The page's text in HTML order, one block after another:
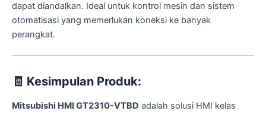
dapat diandalkan. Ideal untuk kontrol mesin dan sistem
otomatisasi yang memerlukan koneksi ke banyak
perangkat.
🧾 Kesimpulan Produk:
Mitsubishi HMI GT2310-VTBD adalah solusi HMI kelas